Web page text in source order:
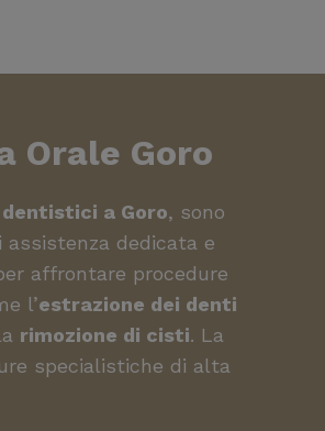
Orale Goro
a Goro, sono
dedicata e
affrontare procedure
l’estrazione dei denti
rimozione di cisti. La
specialistiche di alta